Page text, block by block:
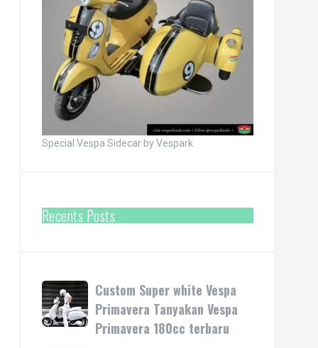
Special Vespa Sidecar by Vespark
Recents Posts
Custom
Super
white
Custom Super white Vespa
Primavera Tanyakan Vespa
Primavera 180cc terbaru